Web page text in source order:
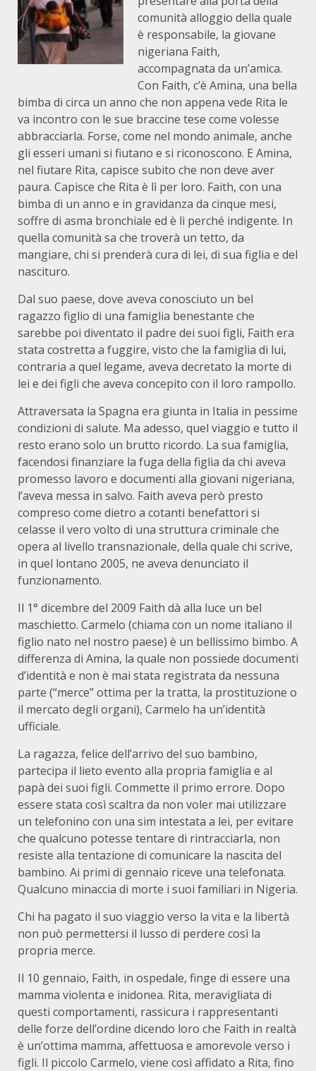
comunità alloggio della quale
è responsabile, la giovane
nigeriana Faith,
accompagnata da un’amica.
Con Faith, c’è Amina, una bella
bimba di circa un anno che non appena vede Rita le
va incontro con le sue braccine tese come volesse
abbracciarla. Forse, come nel mondo animale, anche
gli esseri umani si fiutano e si riconoscono. E Amina,
nel fiutare Rita, capisce subito che non deve aver
paura. Capisce che Rita è lì per loro. Faith, con una
bimba di un anno e in gravidanza da cinque mesi,
soffre di asma bronchiale ed è lì perché indigente. In
quella comunità sa che troverà un tetto, da
mangiare, chi si prenderà cura di lei, di sua figlia e del
nascituro.
Dal suo paese, dove aveva conosciuto un bel
ragazzo figlio di una famiglia benestante che
sarebbe poi diventato il padre dei suoi figli, Faith era
stata costretta a fuggire, visto che la famiglia di lui,
contraria a quel legame, aveva decretato la morte di
lei e dei figli che aveva concepito con il loro rampollo.
Attraversata la Spagna era giunta in Italia in pessime
condizioni di salute. Ma adesso, quel viaggio e tutto il
resto erano solo un brutto ricordo. La sua famiglia,
facendosi finanziare la fuga della figlia da chi aveva
promesso lavoro e documenti alla giovani nigeriana,
l’aveva messa in salvo. Faith aveva però presto
compreso come dietro a cotanti benefattori si
celasse il vero volto di una struttura criminale che
opera al livello transnazionale, della quale chi scrive,
in quel lontano 2005, ne aveva denunciato il
funzionamento.
Il 1° dicembre del 2009 Faith dà alla luce un bel
maschietto. Carmelo (chiama con un nome italiano il
figlio nato nel nostro paese) è un bellissimo bimbo. A
differenza di Amina, la quale non possiede documenti
d’identità e non è mai stata registrata da nessuna
parte (“merce” ottima per la tratta, la prostituzione o
il mercato degli organi), Carmelo ha un’identità
ufficiale.
La ragazza, felice dell’arrivo del suo bambino,
partecipa il lieto evento alla propria famiglia e al
papà dei suoi figli. Commette il primo errore. Dopo
essere stata così scaltra da non voler mai utilizzare
un telefonino con una sim intestata a lei, per evitare
che qualcuno potesse tentare di rintracciarla, non
resiste alla tentazione di comunicare la nascita del
bambino. Ai primi di gennaio riceve una telefonata.
Qualcuno minaccia di morte i suoi familiari in Nigeria.
Chi ha pagato il suo viaggio verso la vita e la libertà
non può permettersi il lusso di perdere così la
propria merce.
Il 10 gennaio, Faith, in ospedale, finge di essere una
mamma violenta e inidonea. Rita, meravigliata di
questi comportamenti, rassicura i rappresentanti
delle forze dell’ordine dicendo loro che Faith in realtà
è un’ottima mamma, affettuosa e amorevole verso i
figli. Il piccolo Carmelo, viene così affidato a Rita, fino